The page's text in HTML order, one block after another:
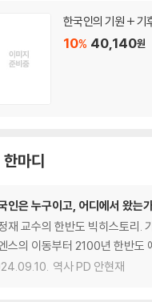
한국인의 기원 + 기
10% 40,140원
마디
인은 누구이고, 어디에서 왔는
재 교수의 한반도 빅히스토리.
스의 이동부터 2100년 한반도
역사 PD 안현재